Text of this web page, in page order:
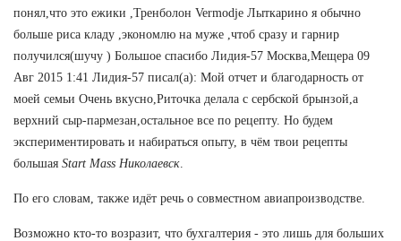
понял,что это ежики ,Тренболон Vermodje Лыткарино я обычно
больше риса кладу ,экономлю на муже ,чтоб сразу и гарнир
получился(шучу ) Большое спасибо Лидия-57 Москва,Мещера 09
Авг 2015 1:41 Лидия-57 писал(а): Мой отчет и благодарность от
моей семьи Очень вкусно,Риточка делала с сербской брынзой,а
верхний сыр-пармезан,остальное все по рецепту. Но будем
экспериментировать и набираться опыту, в чём твои рецепты
большая Start Mass Николаевск
По его словам, также идёт речь о совместном авиапроизводстве.
Возможно кто-то возразит, что бухгалтерия - это лишь для больших